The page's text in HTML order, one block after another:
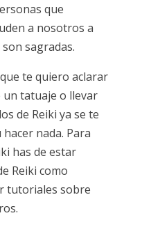
que
a nosotros a
sagradas.
te quiero aclarar
un tatuaje o llevar
de Reiki ya se te
nada. Para
has de estar
Reiki como
tutoriales sobre